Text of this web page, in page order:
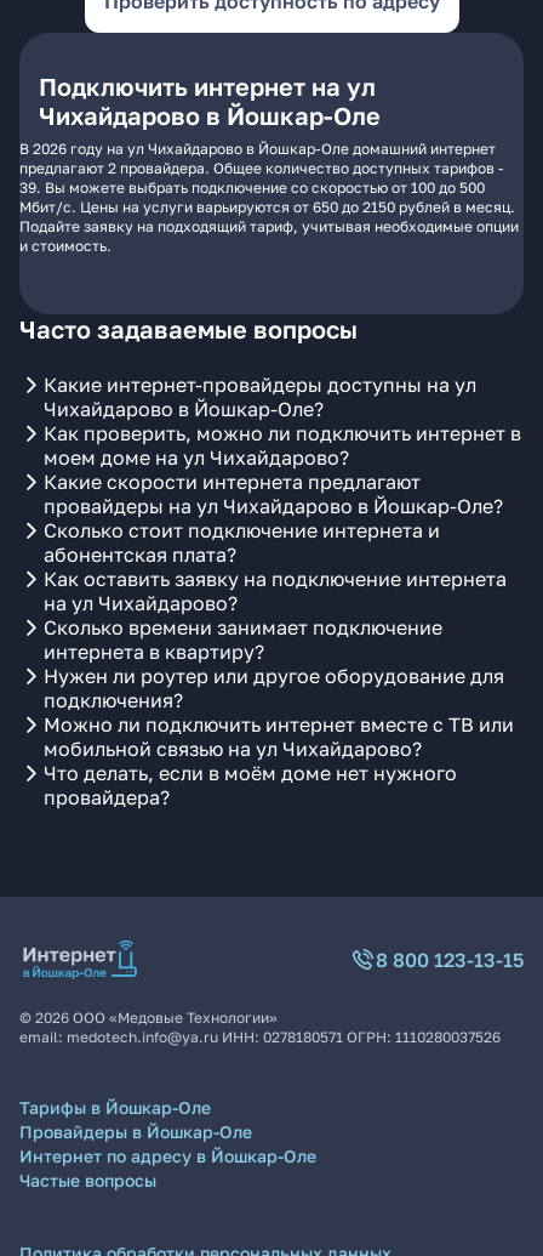
Подключить интернет на ул
Чихайдарово в Йошкар-Оле
В 2026 году на ул Чихайдарово в Йошкар-Оле домашний интернет
предлагают 2 провайдера. Общее количество доступных тарифов -
39. Вы можете выбрать подключение со скоростью от 100 до 500
Мбит/с. Цены на услуги варьируются от 650 до 2150 рублей в месяц.
Подайте заявку на подходящий тариф, учитывая необходимые опции
и стоимость.
Часто задаваемые вопросы
Какие интернет-провайдеры доступны на ул
Чихайдарово в Йошкар-Оле?
Как проверить, можно ли подключить интернет в
моем доме на ул Чихайдарово?
Какие скорости интернета предлагают
провайдеры на ул Чихайдарово в Йошкар-Оле?
Сколько стоит подключение интернета и
абонентская плата?
Как оставить заявку на подключение интернета
на ул Чихайдарово?
Сколько времени занимает подключение
интернета в квартиру?
Нужен ли роутер или другое оборудование для
подключения?
Можно ли подключить интернет вместе с ТВ или
мобильной связью на ул Чихайдарово?
Что делать, если в моём доме нет нужного
провайдера?
8 800 123-13-15
© 2026 ООО «Медовые Технологии»
email: medotech.info@ya.ru ИНН: 0278180571 ОГРН: 1110280037526
Тарифы в Йошкар-Оле
Провайдеры в Йошкар-Оле
Интернет по адресу в Йошкар-Оле
Частые вопросы